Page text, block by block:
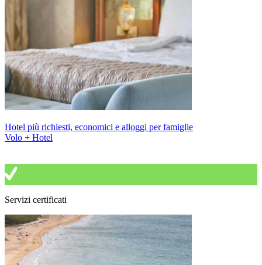
Hotel più richiesti, economici e alloggi per famiglie
Volo + Hotel
Servizi certificati